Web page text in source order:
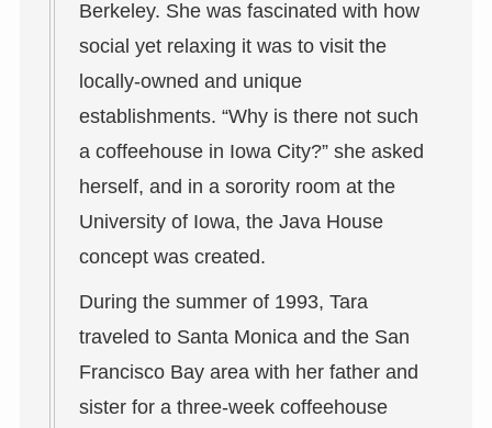
Berkeley. She was fascinated with how
social yet relaxing it was to visit the
locally-owned and unique
establishments. “Why is there not such
a coffeehouse in Iowa City?” she asked
herself, and in a sorority room at the
University of Iowa, the Java House
concept was created.
During the summer of 1993, Tara
traveled to Santa Monica and the San
Francisco Bay area with her father and
sister for a three-week coffeehouse